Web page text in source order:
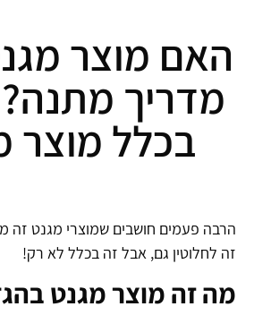
האם מוצר
מדריך
בכלל מוצר
הרבה פעמים חושבים שמוצרי מגנט זה
זה לחלוטין גם, אבל זה בכלל לא רק!
מה זה מוצר מגנט